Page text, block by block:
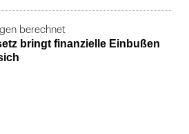
berechnet
bringt finanzielle Einbußen